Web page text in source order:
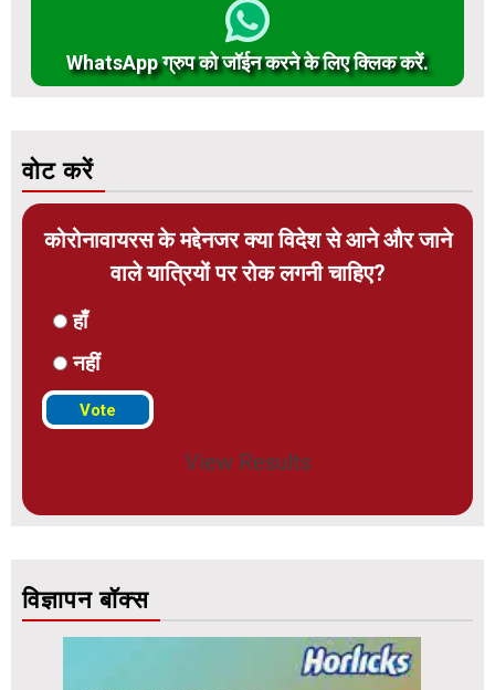
WhatsApp ग्रुप को जॉईन करने के लिए क्लिक करें.
वोट करें
कोरोनावायरस के मद्देनजर क्या विदेश से आने और जाने
वाले यात्रियों पर रोक लगनी चाहिए?
हाँ
नहीं
View Results
विज्ञापन बॉक्स